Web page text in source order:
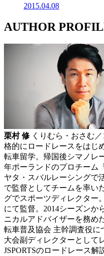
2015.04.08
AUTHOR
栗村 修 くりむら・おさむ
格的にロードレースをはじ
転車留学。帰国後シマノレ
年ポーランドのプロチーム
ヤタ・スバルレーシングで
で監督としてチームを率い
グでスポーツディレクター
にて監督。2014シーズンか
ニカルアドバイザーを務め
転車普及協会 主幹調査役
大会副ディレクターとして
JSPORTSのロードレース